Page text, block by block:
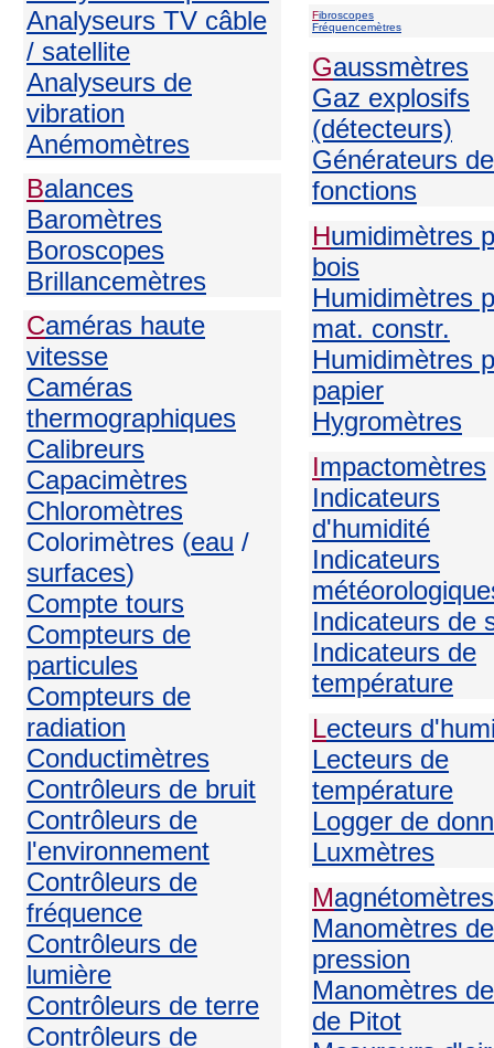
Analyseurs TV câble
/ satellite
Analyseurs de
vibration
Anémomètres
Balances
Baromètres
Boroscopes
Brillancemètres
Caméras haute
vitesse
Caméras
thermographiques
Calibreurs
Capacimètres
Chloromètres
Colorimètres (eau /
surfaces)
Compte tours
Compteurs de
particules
Compteurs de
radiation
Conductimètres
Contrôleurs de bruit
Contrôleurs de
l'environnement
Contrôleurs de
fréquence
Contrôleurs de
lumière
Contrôleurs de terre
Contrôleurs de
Fibroscopes
Fréquencemètres
Gaussmètres
Gaz explosifs
(détecteurs)
Générateurs de
fonctions
Humidimètres
bois
Humidimètres
mat. constr.
Humidimètres
papier
Hygromètres
Impactomètres
Indicateurs
d'humidité
Indicateurs
Indicateurs de
Indicateurs de
température
Lecteurs
Lecteurs de
température
Logger de
Luxmètres
Magnétomètres
Manomètres de
pression
Manomètres
de Pitot